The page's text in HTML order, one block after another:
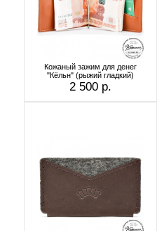
Кожаный зажим для денег
"Кёльн" (рыжий гладкий)
2 500 р.